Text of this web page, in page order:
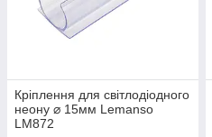
Кріплення для світлодіодного
неону ⌀ 15мм Lemanso
LM872